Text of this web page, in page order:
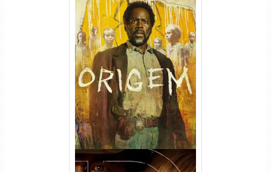
Origem 4ª Temporada Torrent
(2026) WEB-DL 1080p/4K
Dual Áudio